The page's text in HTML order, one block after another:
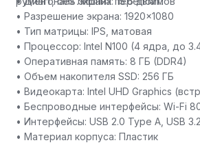
• Разрешение экрана: 1920x1080
• Тип матрицы: IPS, матовая
• Процессор: Intel N100 (4 ядра, до
• Оперативная память: 8 ГБ (DDR4)
• Объем накопителя SSD: 256 ГБ
• Видеокарта: Intel UHD Graphics
• Беспроводные интерфейсы: Wi-Fi
• Интерфейсы: USB 2.0 Type A, USB
• Материал корпуса: Пластик